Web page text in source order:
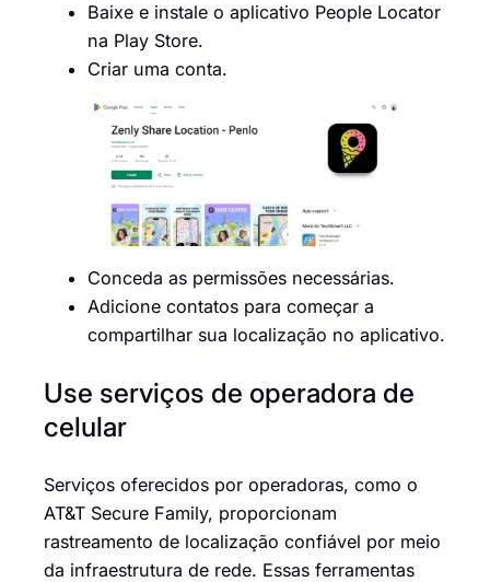
Baixe e instale o aplicativo People Locator
na Play Store.
Criar uma conta.
Conceda as permissões necessárias.
Adicione contatos para começar a
compartilhar sua localização no aplicativo.
Use serviços de operadora de
celular
Serviços oferecidos por operadoras, como o
AT&T Secure Family, proporcionam
rastreamento de localização confiável por meio
da infraestrutura de rede. Essas ferramentas